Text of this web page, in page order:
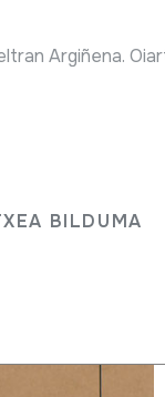
BILDUMA
Argiñena.